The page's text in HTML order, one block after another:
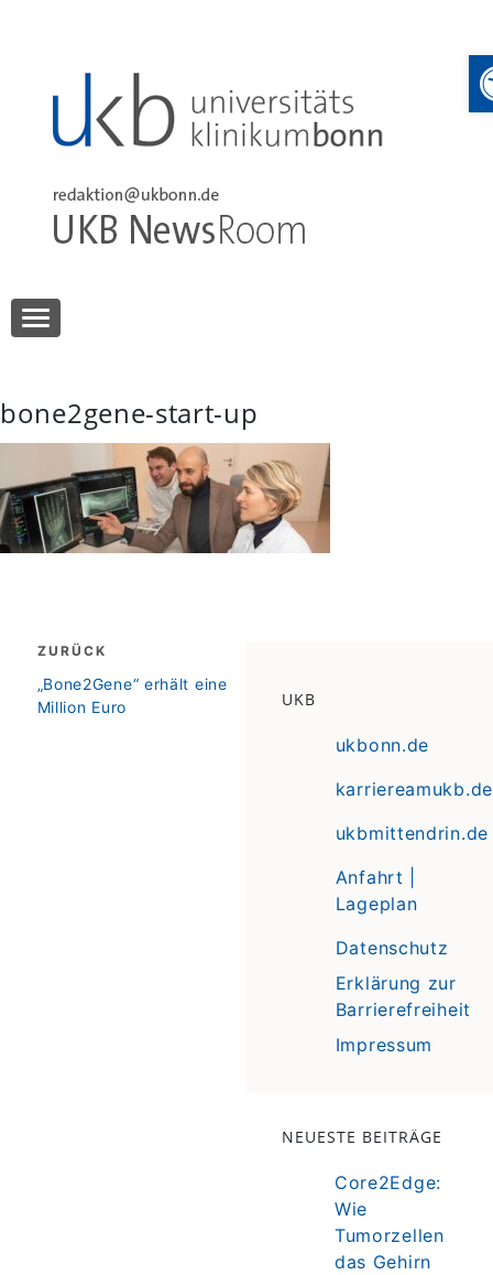
UKB NewsRoom
bone2gene-start-up
Beitragsnavigation
ZURÜCK
zurück
„Bone2Gene“ erhält eine
Million Euro
UKB
ukbonn.de
karriereamukb.de
ukbmittendrin.de
Anfahrt |
Lageplan
Datenschutz
Erklärung zur
Barrierefreiheit
Impressum
NEUESTE BEITRÄGE
Core2Edge:
Wie
Tumorzellen
das Gehirn